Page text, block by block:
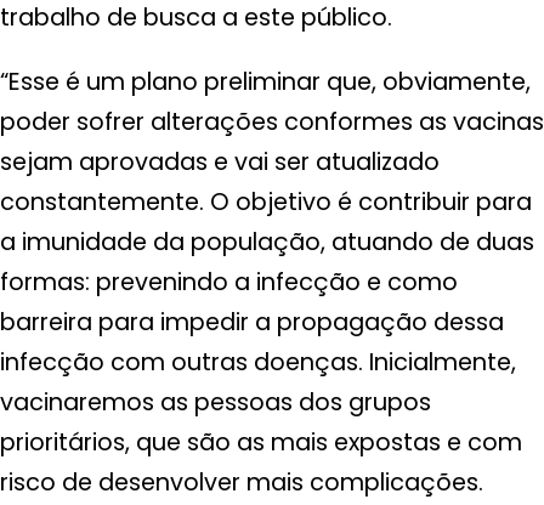
trabalho de busca a este público.
“Esse é um plano preliminar que, obviamente,
poder sofrer alterações conformes as vacinas
sejam aprovadas e vai ser atualizado
constantemente. O objetivo é contribuir para
a imunidade da população, atuando de duas
formas: prevenindo a infecção e como
barreira para impedir a propagação dessa
infecção com outras doenças. Inicialmente,
vacinaremos as pessoas dos grupos
prioritários, que são as mais expostas e com
risco de desenvolver mais complicações.